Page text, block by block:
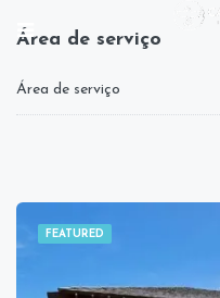
Área de serviço
Área de serviço
FEATURED